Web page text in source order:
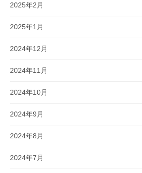
2025年2月
2025年1月
2024年12月
2024年11月
2024年10月
2024年9月
2024年8月
2024年7月